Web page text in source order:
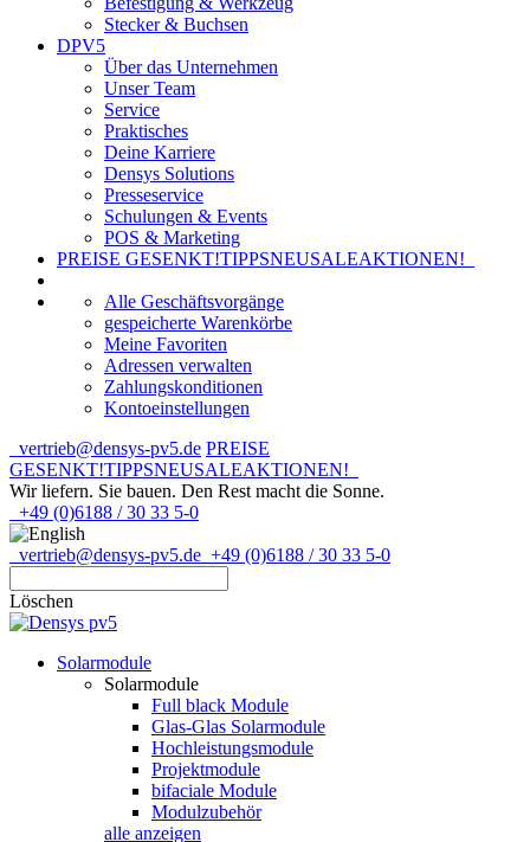
Stecker & Buchsen
DPV5
Über das Unternehmen
Unser Team
Service
Praktisches
Deine Karriere
Densys Solutions
Presseservice
Schulungen & Events
POS & Marketing
PREISE GESENKT!TIPPSNEUSALEAKTIONEN!
Alle Geschäftsvorgänge
gespeicherte Warenkörbe
Meine Favoriten
Adressen verwalten
Zahlungskonditionen
Kontoeinstellungen
vertrieb@densys-pv5.de PREISE
GESENKT!TIPPSNEUSALEAKTIONEN!
Wir liefern. Sie bauen. Den Rest macht die Sonne.
+49 (0)6188 / 30 33 5-0
vertrieb@densys-pv5.de +49 (0)6188 / 30 33 5-0
Löschen
Solarmodule
Solarmodule
Full black Module
Glas-Glas Solarmodule
Hochleistungsmodule
Projektmodule
bifaciale Module
Modulzubehör
alle anzeigen